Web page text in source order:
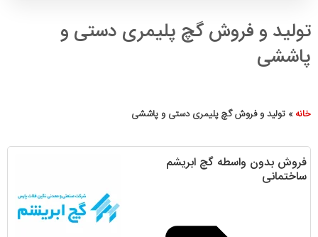
تولید و فروش گچ پلیمری دستی و
پاششی
خانه» تولید و فروش گچ پلیمری دستی و پاششی
فروش بدون واسطه گچ ابریشم
ساختمانی